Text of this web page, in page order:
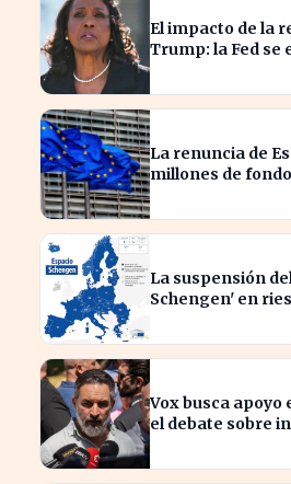
El impacto de la
Trump: la Fed se
La renuncia de
millones de
La suspensión
Schengen' en
Vox busca apoyo
el debate sobre